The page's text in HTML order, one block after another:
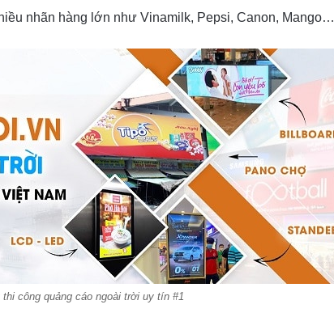
nhãn hàng lớn như Vinamilk, Pepsi, Canon, Mango…
thi công quảng cáo ngoài trời uy tín #1